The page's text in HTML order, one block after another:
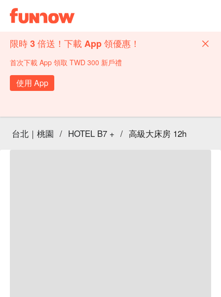
限時 3 倍送！下載 App 領優惠！
首次下載 App 領取 TWD 300 新戶禮
使用 App
台北｜桃園 / HOTEL B7 + / 高級大床房 12h